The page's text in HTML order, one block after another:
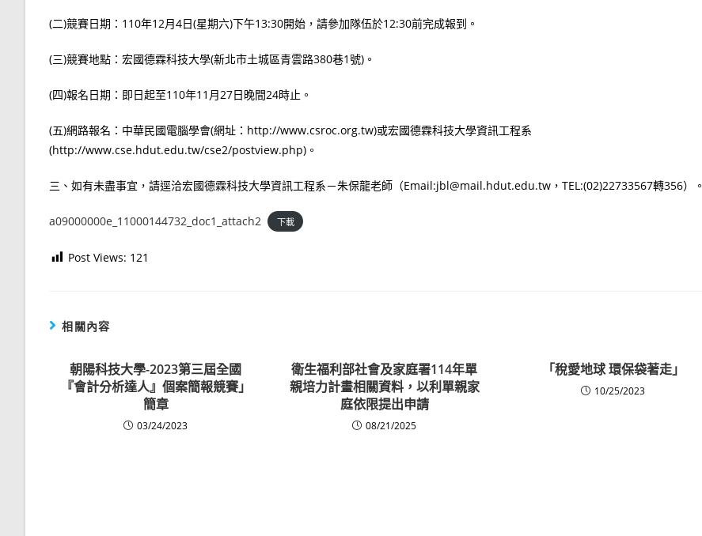
(二)競賽日期：110年12月4日(星期六)下午13:30開始，請參加隊伍於12:30前完成報到。
(三)競賽地點：宏國德霖科技大學(新北市土城區青雲路380巷1號)。
(四)報名日期：即日起至110年11月27日晚間24時止。
(五)網路報名：中華民國電腦學會(網址：http://www.csroc.org.tw)或宏國德霖科技大學資訊工程系
(http://www.cse.hdut.edu.tw/cse2/postview.php)。
三、如有未盡事宜，請逕洽宏國德霖科技大學資訊工程系－朱保龍老師（Email:jbl@mail.hdut.edu.tw，TEL:(02)22733567轉356）。
a09000000e_11000144732_doc1_attach2 下載
Post Views: 121
相關內容
朝陽科技大學-2023第三屆全國
『會計分析達人』個案簡報競賽」
簡章
03/24/2023
衛生福利部社會及家庭署114年單
親培力計畫相關資料，以利單親家
庭依限提出申請
08/21/2025
「稅愛地球 環保袋著走」
10/25/2023